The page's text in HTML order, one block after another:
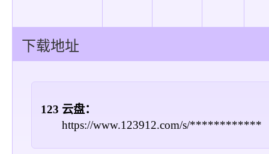
下载地址
123 云盘：
https://www.123912.com/s/************